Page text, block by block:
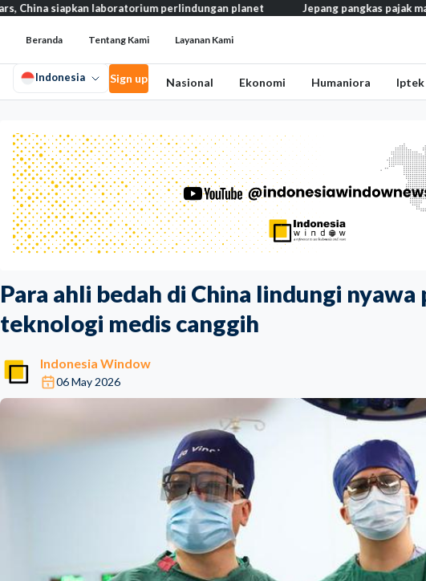
Para ahli bedah di China lindungi
teknologi medis canggih
Indonesia Window
06 May 2026
perlindungan planet Jepang pangkas pajak makanan jadi 1
Beranda Tentang Kami Layanan Kami
Indonesia Sign up Nasional Ekonomi Humaniora Iptek